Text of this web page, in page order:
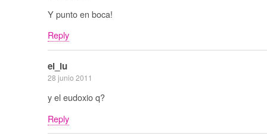
Y punto en boca!
Reply
el_lu
28 junio 2011
y el eudoxio q?
Reply